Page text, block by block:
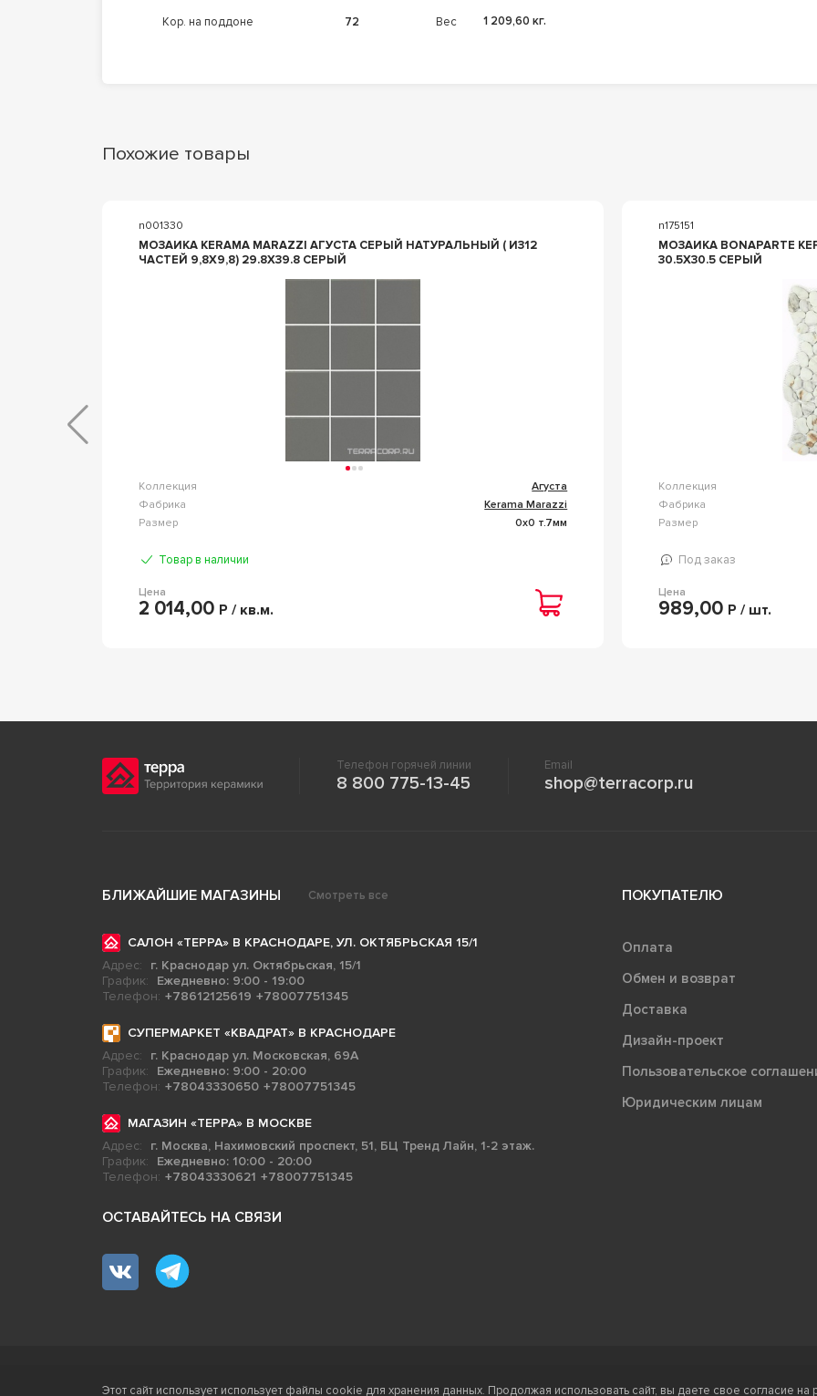
кор. на поддоне 72 Вес 1 209,60 кг.
Похожие товары
n001330
МОЗАИКА KERAMA MARAZZI АГУСТА СЕРЫЙ НАТУРАЛЬНЫЙ ( ИЗ12
ЧАСТЕЙ 9,8Х9,8) 29.8X39.8 СЕРЫЙ
Коллекция
Агуста
Фабрика
Kerama Marazzi
Размер
0x0 т.7мм
Товар в наличии
Цена
2 014,00 Р / кв.м.
n175151
МОЗАИКА BONAPARTE
30.5X30.5 СЕРЫЙ
Коллекция
Фабрика
Размер
Под заказ
Цена
989,00 Р / шт.
Телефон горячей линии
8 800 775-13-45
Email
shop@terracorp.ru
БЛИЖАЙШИЕ МАГАЗИНЫ Смотреть все
САЛОН «ТЕРРА» В КРАСНОДАРЕ, УЛ. ОКТЯБРЬСКАЯ 15/1
Адрес:
г. Краснодар ул. Октябрьская, 15/1
График:
Ежедневно: 9:00 - 19:00
Телефон: +78612125619 +78007751345
СУПЕРМАРКЕТ «КВАДРАТ» В КРАСНОДАРЕ
Адрес:
г. Краснодар ул. Московская, 69А
График:
Ежедневно: 9:00 - 20:00
Телефон: +78043330650 +78007751345
МАГАЗИН «ТЕРРА» В МОСКВЕ
Адрес:
г. Москва, Нахимовский проспект, 51, БЦ Тренд Лайн, 1-2 этаж.
График:
Ежедневно: 10:00 - 20:00
Телефон: +78043330621 +78007751345
ОСТАВАЙТЕСЬ НА СВЯЗИ
ПОКУПАТЕЛЮ
Оплата
Обмен и возврат
Доставка
Дизайн-проект
Пользовательское
Юридическим лицам
Ⓒ
Этот сайт использует использует файлы cookie для хранения данных. Продолжая использовать сайт, вы даете свое согласие на